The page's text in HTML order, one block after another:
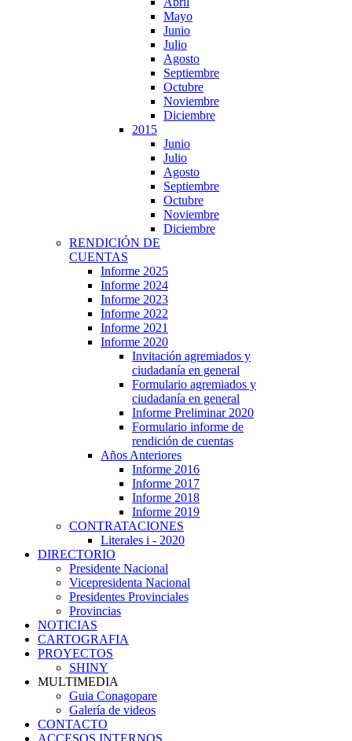
Mayo
Junio
Julio
Agosto
Septiembre
Octubre
Noviembre
Diciembre
2015
Junio
Julio
Agosto
Septiembre
Octubre
Noviembre
Diciembre
RENDICIÓN DE
CUENTAS
Informe 2025
Informe 2024
Informe 2023
Informe 2022
Informe 2021
Informe 2020
Invitación agremiados y
ciudadanía en general
Formulario agremiados y
ciudadanía en general
Informe Preliminar 2020
Formulario informe de
rendición de cuentas
Años Anteriores
Informe 2016
Informe 2017
Informe 2018
Informe 2019
CONTRATACIONES
Literales i - 2020
DIRECTORIO
Presidente Nacional
Vicepresidenta Nacional
Presidentes Provinciales
Provincias
NOTICIAS
CARTOGRAFIA
PROYECTOS
SHINY
MULTIMEDIA
Guia Conagopare
Galería de videos
CONTACTO
ACCESOS INTERNOS